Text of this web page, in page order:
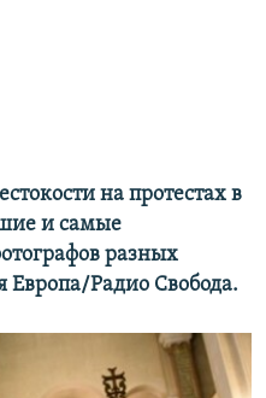
на протестах в
и самые
разных
Европа/Радио Свобода.